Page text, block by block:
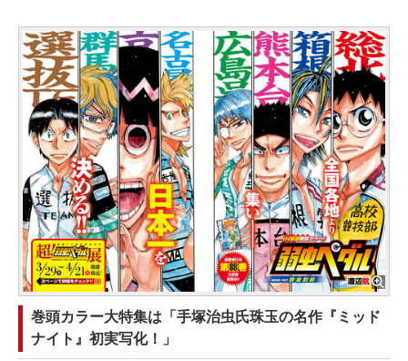
巻頭カラー大特集は「手塚治虫氏珠玉の名作『ミッド
ナイト』初実写化！」